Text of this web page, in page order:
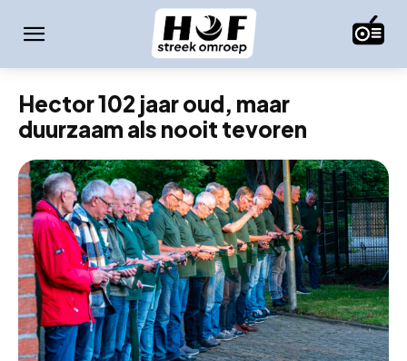
Hector 102 jaar oud, maar
duurzaam als nooit tevoren